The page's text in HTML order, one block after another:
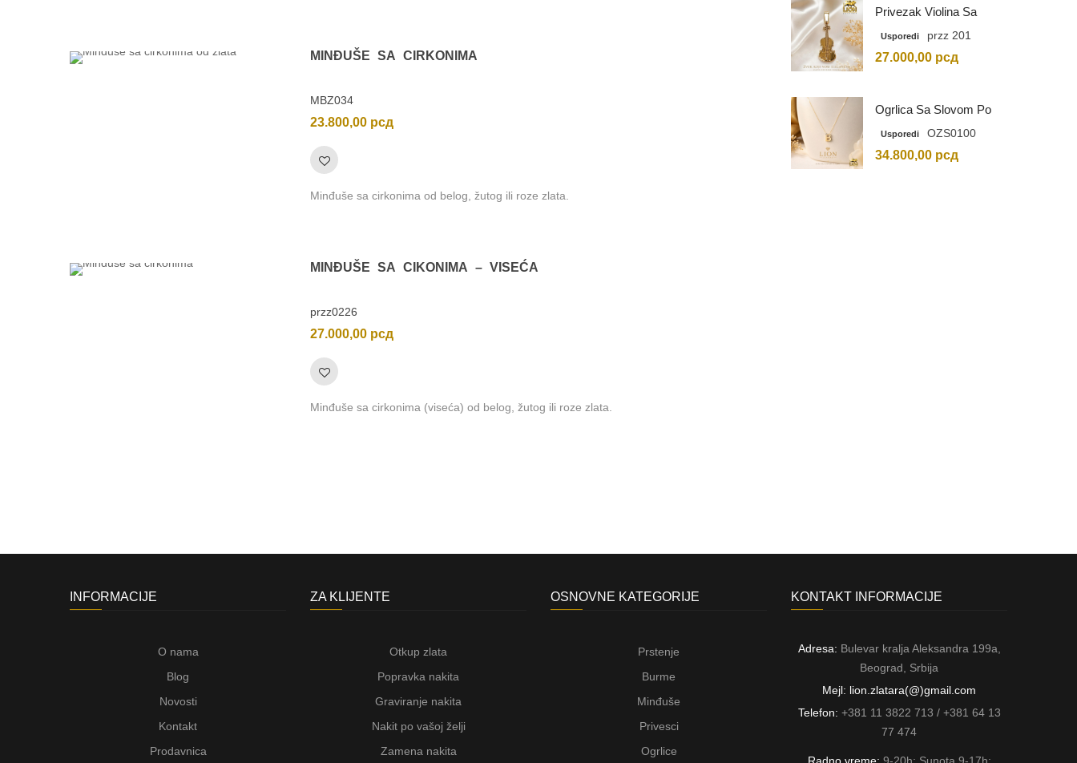
MINĐUŠE SA CIRKONIMA
MBZ034
23.800,00 рсд
Minđuše sa cirkonima od belog, žutog ili roze zlata.
MINĐUŠE SA CIKONIMA – VISEĆA
przz0226
27.000,00 рсд
Minđuše sa cirkonima (viseća) od belog, žutog ili roze zlata.
Privezak Violina Sa
Graviranim Inicijalima
Usporedi przz 201
27.000,00 рсд
Ogrlica Sa Slovom Po
Vašem Izboru
Usporedi OZS0100
34.800,00 рсд
INFORMACIJE
O nama
Blog
Novosti
Kontakt
Prodavnica
ZA KLIJENTE
Otkup zlata
Popravka nakita
Graviranje nakita
Nakit po vašoj želji
Zamena nakita
OSNOVNE KATEGORIJE
Prstenje
Burme
Minđuše
Privesci
Ogrlice
KONTAKT INFORMACIJE
Adresa: Bulevar kralja Aleksandra 199a,
Beograd, Srbija
Mejl: lion.zlatara(@)gmail.com
Telefon: +381 11 3822 713 / +381 64 13
77 474